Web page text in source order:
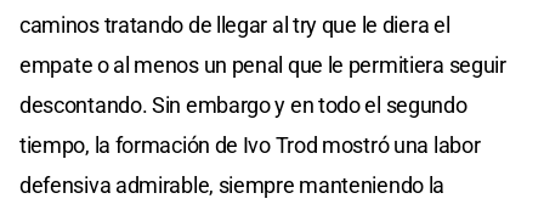
caminos tratando de llegar al try que le diera el
empate o al menos un penal que le permitiera seguir
descontando. Sin embargo y en todo el segundo
tiempo, la formación de Ivo Trod mostró una labor
defensiva admirable, siempre manteniendo la